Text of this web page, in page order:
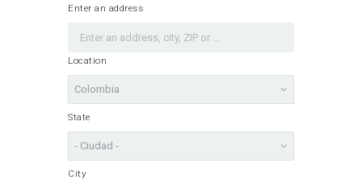
Enter an address
Location
State
City